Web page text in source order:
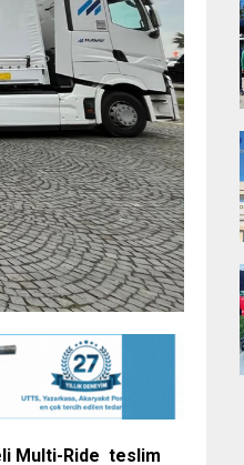
Multi-Ride teslim